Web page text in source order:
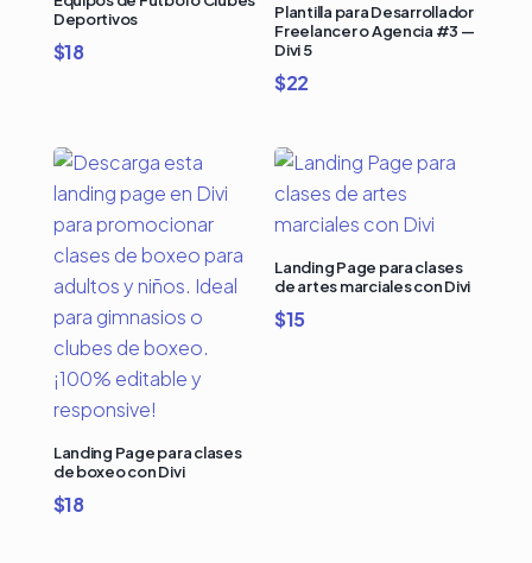
Deportivos
$18
Plantilla para Desarrollador
Freelancer o Agencia #3 —
Divi 5
$22
Landing Page para clases
de boxeo con Divi
$18
Landing Page para clases
de artes marciales con Divi
$15